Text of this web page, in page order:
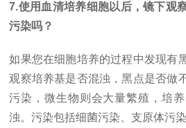
7.使用血清培养细胞以后，镜下观
污染吗？
如果您在细胞培养的过程中发现有
观察培养基是否混浊，黑点是否做
污染，微生物则会大量繁殖，培
浊。污染包括细菌污染、支原体污染